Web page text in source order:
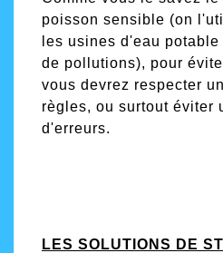
poisson sensible (on
les usines d'eau
de pollutions), pour
vous devrez respecter
règles, ou surtout éviter
d'erreurs.
LES SOLUTIONS DE